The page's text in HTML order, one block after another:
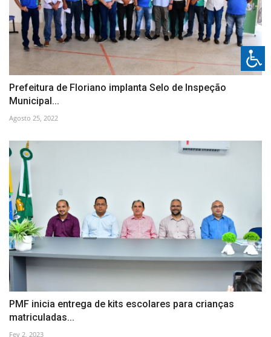
Prefeitura de Floriano implanta Selo de Inspeção
Municipal...
Agosto 25, 2022
PMF inicia entrega de kits escolares para crianças
matriculadas...
Fev 2, 2023